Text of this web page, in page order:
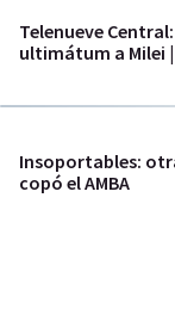
Telenueve
ultimátum a Milei |
Insoportables:
copó el AMBA